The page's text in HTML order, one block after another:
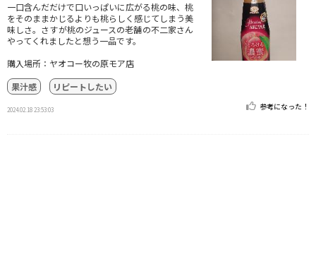
一口含んだだけで口いっぱいに広がる桃の味、桃
をそのままかじるよりも桃らしく感じてしまう美
味しさ。さすが桃のジュースの老舗の不二家さん
やってくれましたと想う一品です。
購入場所：ヤオコー牧の原モア店
果汁感
リピートしたい
2024.02.18 23:53:03 参考になった！